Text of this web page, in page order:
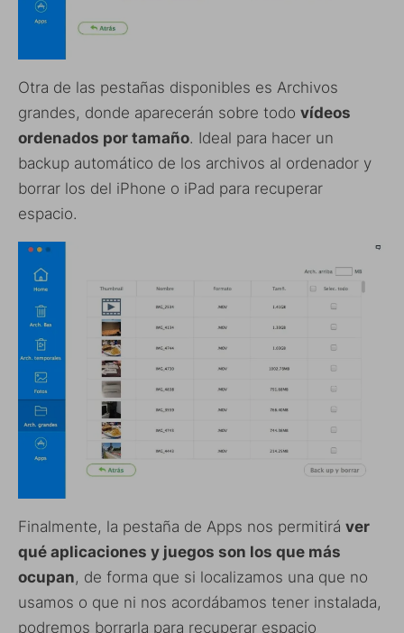
Otra de las pestañas disponibles es Archivos
grandes, donde aparecerán sobre todo vídeos
ordenados por tamaño. Ideal para hacer un
backup automático de los archivos al ordenador y
borrar los del iPhone o iPad para recuperar
espacio.
Finalmente, la pestaña de Apps nos permitirá ver
qué aplicaciones y juegos son los que más
ocupan, de forma que si localizamos una que no
usamos o que ni nos acordábamos tener instalada,
podremos borrarla para recuperar espacio